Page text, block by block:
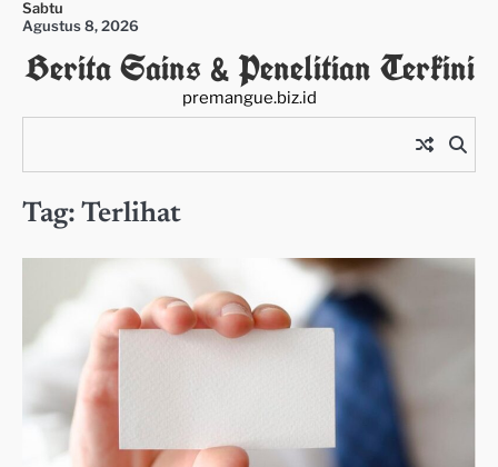
Skip
content
Sabtu
Agustus 8, 2026
Berita Sains & Penelitian Terkini
premangue.biz.id
Tag: Terlihat